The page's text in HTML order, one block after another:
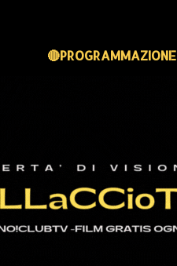
🔴PROGRAMMAZIONE